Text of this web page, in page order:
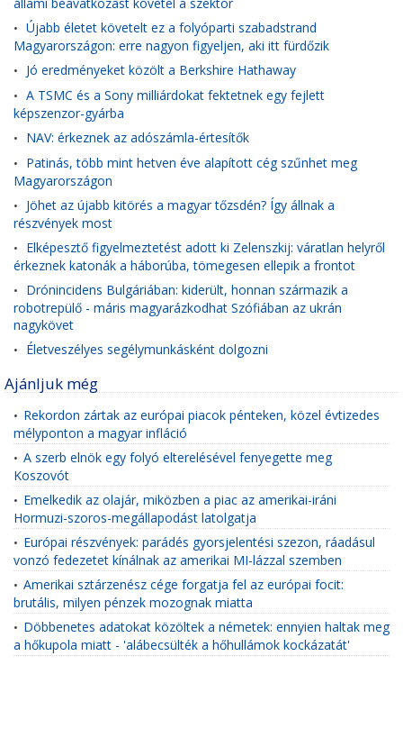
• Újabb életet követelt ez a folyóparti szabadstrand
Magyarországon: erre nagyon figyeljen, aki itt fürdőzik
• Jó eredményeket közölt a Berkshire Hathaway
• A TSMC és a Sony milliárdokat fektetnek egy fejlett
képszenzor-gyárba
• NAV: érkeznek az adószámla-értesítők
• Patinás, több mint hetven éve alapított cég szűnhet meg
Magyarországon
• Jöhet az újabb kitörés a magyar tőzsdén? Így állnak a
részvények most
• Elképesztő figyelmeztetést adott ki Zelenszkij: váratlan helyről
érkeznek katonák a háborúba, tömegesen ellepik a frontot
• Drónincidens Bulgáriában: kiderült, honnan származik a
robotrepülő - máris magyarázkodhat Szófiában az ukrán
nagykövet
• Életveszélyes segélymunkásként dolgozni
Ajánljuk még
• Rekordon zártak az európai piacok pénteken, közel évtizedes
mélyponton a magyar infláció
• A szerb elnök egy folyó elterelésével fenyegette meg
Koszovót
• Emelkedik az olajár, miközben a piac az amerikai-iráni
Hormuzi-szoros-megállapodást latolgatja
• Európai részvények: parádés gyorsjelentési szezon, ráadásul
vonzó fedezetet kínálnak az amerikai MI-lázzal szemben
• Amerikai sztárzenész cége forgatja fel az európai focit:
brutális, milyen pénzek mozognak miatta
• Döbbenetes adatokat közöltek a németek: ennyien haltak meg
a hőkupola miatt - 'alábecsülték a hőhullámok kockázatát'